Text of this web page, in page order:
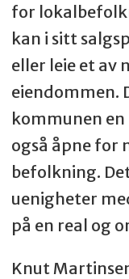
for
kan i sitt
eller leie et av
eiendommen.
kommunen en
også åpne for
befolkning.
uenigheter
på en real og
Knut